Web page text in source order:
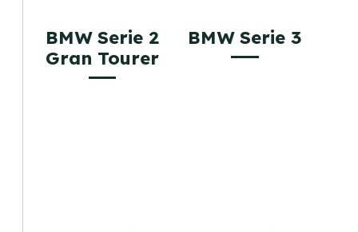
BMW Serie 2
Gran Tourer
BMW Serie 3